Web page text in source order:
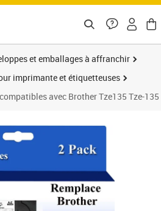
et emballages à affranchir
imprimante et étiquetteuses
avec Brother Tze135 Tze-